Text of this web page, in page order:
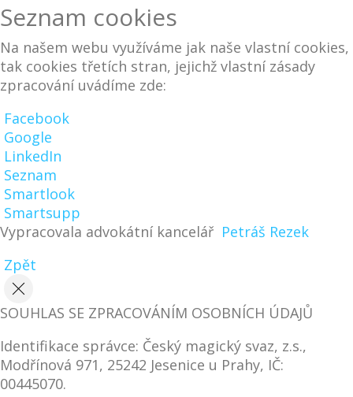
Seznam cookies
Na našem webu využíváme jak naše vlastní cookies,
tak cookies třetích stran, jejichž vlastní zásady
zpracování uvádíme zde:
Facebook
Google
LinkedIn
Seznam
Smartlook
Smartsupp
Vypracovala advokátní kancelář Petráš Rezek
Zpět
SOUHLAS SE ZPRACOVÁNÍM OSOBNÍCH ÚDAJŮ
Identifikace správce: Český magický svaz, z.s.,
Modřínová 971, 25242 Jesenice u Prahy, IČ:
00445070.